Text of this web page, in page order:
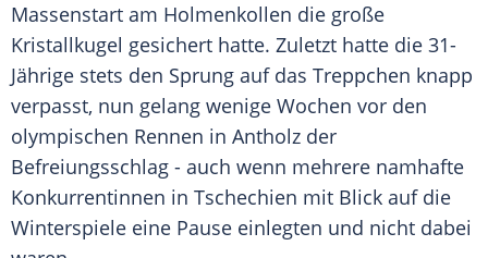
Massenstart am Holmenkollen die große
Kristallkugel gesichert hatte. Zuletzt hatte die 31-
Jährige stets den Sprung auf das Treppchen knapp
verpasst, nun gelang wenige Wochen vor den
olympischen Rennen in Antholz der
Befreiungsschlag - auch wenn mehrere namhafte
Konkurrentinnen in Tschechien mit Blick auf die
Winterspiele eine Pause einlegten und nicht dabei